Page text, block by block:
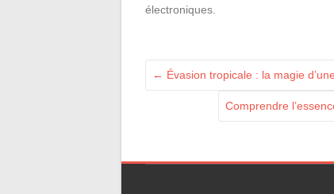
électroniques.
← Évasion tropicale : la magie
Comprendre